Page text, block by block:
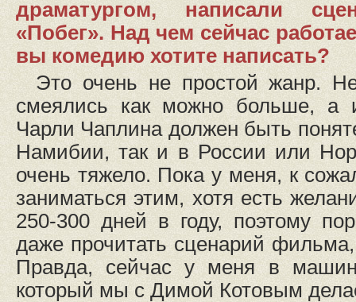
драматургом, написали
«Побег». Над чем сейчас
вы комедию хотите написать?
Это очень не простой жанр.
смеялись как можно больше, а
Чарли Чаплина должен быть
Намибии, так и в России или
очень тяжело. Пока у меня, к
заниматься этим, хотя есть
250-300 дней в году, поэтому
даже прочитать сценарий
Правда, сейчас у меня в
который мы с Димой Котовым